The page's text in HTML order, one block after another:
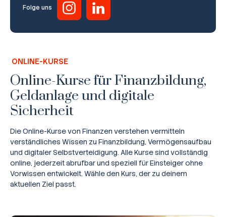
Ratgeber
Online Kurse
Folge uns
ONLINE-KURSE
Online-Kurse für Finanzbildung,
Geldanlage und digitale
Sicherheit
Die Online-Kurse von Finanzen verstehen vermitteln
verständliches Wissen zu Finanzbildung, Vermögensaufbau
und digitaler Selbstverteidigung. Alle Kurse sind vollständig
online, jederzeit abrufbar und speziell für Einsteiger ohne
Vorwissen entwickelt. Wähle den Kurs, der zu deinem
aktuellen Ziel passt.